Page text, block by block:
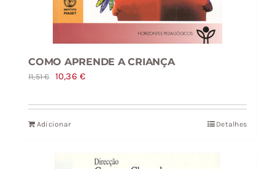
COMO APRENDE A CRIANÇA
11,51€
O
original
era:
10,36€O
atual
Adicionar Detalhes